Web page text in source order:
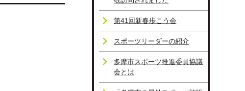
第41回新春歩こう会
スポーツリーダーの紹介
多摩市スポーツ推進委員協議
会とは